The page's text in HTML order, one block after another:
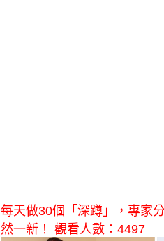
每天做30個「深蹲」，專家
然一新！ 觀看人數：4497